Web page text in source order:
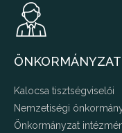
ÖNKORMÁNYZAT
Kalocsa tisztségviselői
Nemzetiségi
Önkormányzat